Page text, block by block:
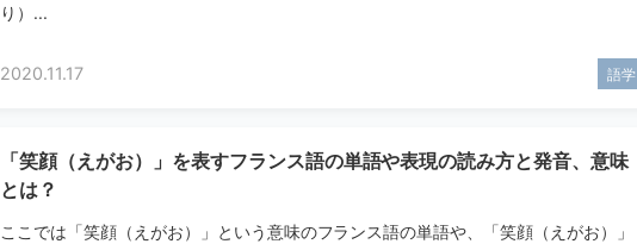
り）...
2020.11.17 語学
「笑顔（えがお）」を表すフランス語の単語や表現の読み方と発音、意味
とは？
ここでは「笑顔（えがお）」という意味のフランス語の単語や、「笑顔（えがお）」